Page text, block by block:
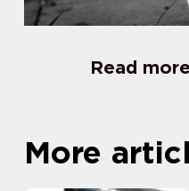
Read
More